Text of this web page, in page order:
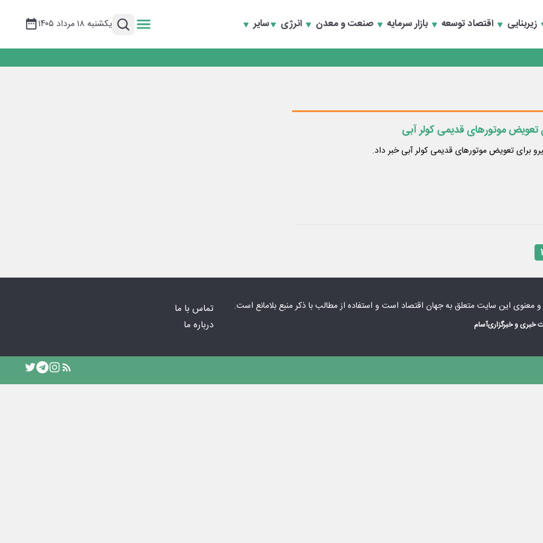
زیربنایی اقتصاد توسعه بازار سرمایه صنعت و معدن انرژی سایر یکشنبه ۱۸ مرداد ۱۴۰۵
به خصوصی‌ها
تعویض موتورهای قدیمی کولر آبی
برای تعویض موتورهای قدیمی کولر آبی خبر داد.
۱
معنوی این سایت متعلق بهجهان اقتصاد است و استفاده از مطالب با ذکر منبع بلامانع است.
خبری و خبرگزاریآسام
تماس با ما
درباره ما